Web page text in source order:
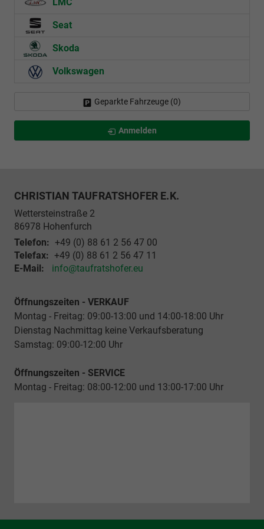
Seat
Skoda
Volkswagen
Geparkte Fahrzeuge (0)
Anmelden
CHRISTIAN TAUFRATSHOFER E.K.
Wettersteinstraße 2
86978 Hohenfurch
Telefon: +49 (0) 88 61 2 56 47 00
Telefax: +49 (0) 88 61 2 56 47 11
E-Mail:
info@taufratshofer.eu
Öffnungszeiten - VERKAUF
Montag - Freitag: 09:00-13:00 und 14:00-18:00 Uhr
Dienstag Nachmittag keine Verkaufsberatung
Samstag: 09:00-12:00 Uhr
Öffnungszeiten - SERVICE
Montag - Freitag: 08:00-12:00 und 13:00-17:00 Uhr